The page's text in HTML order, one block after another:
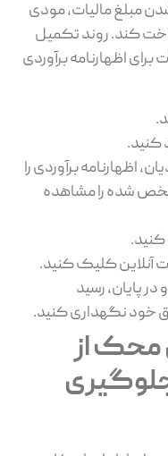
مبلغ مالیات، مودی
کند. روند تکمیل
برای اظهارنامه برآوردی
کنید.
اظهارنامه برآوردی را
‌شده را مشاهده
کنید.
آنلاین کلیک کنید.
پایان، رسید
خود نگهداری کنید.
محک از